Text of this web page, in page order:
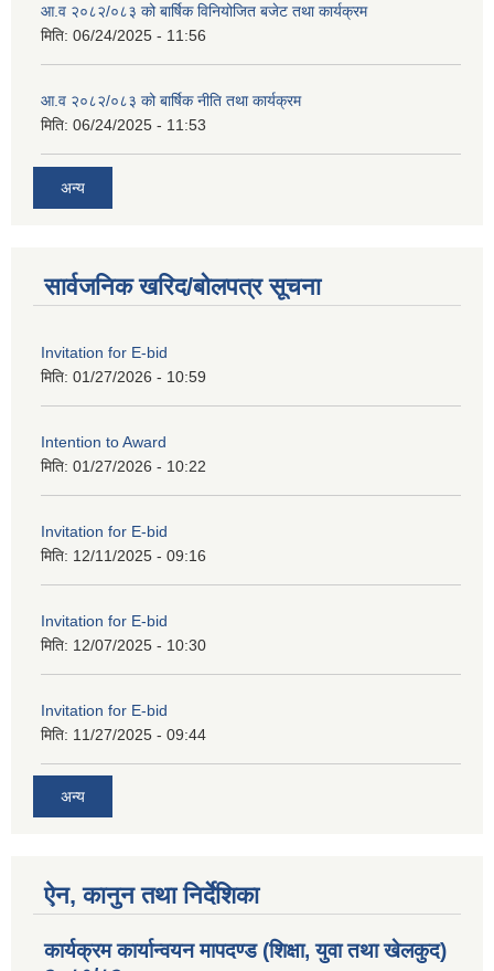
आ.व २०८२/०८३ को बार्षिक विनियोजित बजेट तथा कार्यक्रम
मिति: 06/24/2025 - 11:56
आ.व २०८२/०८३ को बार्षिक नीति तथा कार्यक्रम
मिति: 06/24/2025 - 11:53
अन्य
सार्वजनिक खरिद/बोलपत्र सूचना
Invitation for E-bid
मिति: 01/27/2026 - 10:59
Intention to Award
मिति: 01/27/2026 - 10:22
Invitation for E-bid
मिति: 12/11/2025 - 09:16
Invitation for E-bid
मिति: 12/07/2025 - 10:30
Invitation for E-bid
मिति: 11/27/2025 - 09:44
अन्य
ऐन, कानुन तथा निर्देशिका
कार्यक्रम कार्यान्वयन मापदण्ड (शिक्षा, युवा तथा खेलकुद)